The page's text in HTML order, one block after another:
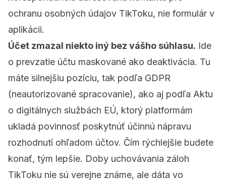
ochranu osobných údajov TikToku, nie formulár v
aplikácii.
Účet zmazal niekto iný bez vášho súhlasu. Ide
o prevzatie účtu maskované ako deaktivácia. Tu
máte silnejšiu pozíciu, tak podľa GDPR
(neautorizované spracovanie), ako aj podľa Aktu
o digitálnych službách EÚ, ktorý platformám
ukladá povinnosť poskytnúť účinnú nápravu
rozhodnutí ohľadom účtov. Čím rýchlejšie budete
konať, tým lepšie. Doby uchovávania záloh
TikToku nie sú verejne známe, ale dáta vo